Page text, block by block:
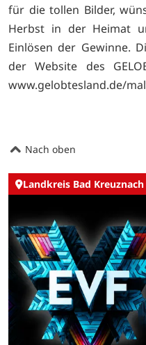
für die tollen Bilder,
Herbst in der Heimat
Einlösen der Gewinne.
der Website des
www.gelobtesland.de/
Nach oben
Landkreis Bad Kreuznach